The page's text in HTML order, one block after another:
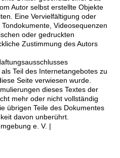
Autor selbst erstellte Objekte
Eine Vervielfältigung oder
Videosequenzen
oder gedruckten
Zustimmung des Autors
Teil des Internetangebotes zu
Seite verwiesen wurde.
dieses Textes der
mehr oder nicht vollständig
übrigen Teile des Dokumentes
davon unberührt.
e. V. |